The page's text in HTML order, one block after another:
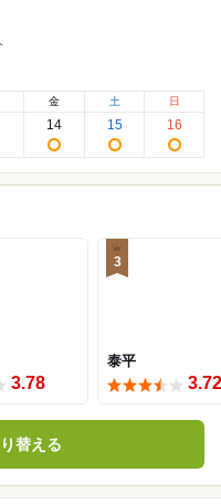
金
14
土
15
日
16
3.78
3
泰平
3.72
替える